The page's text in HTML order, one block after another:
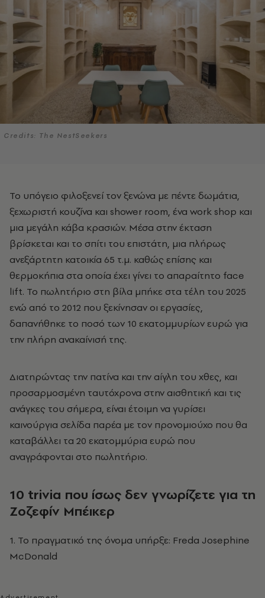
Credits: The NestSeekers
Το υπόγειο φιλοξενεί τον ξενώνα με πέντε δωμάτια,
ξεχωριστή κουζίνα και shower room, ένα work shop και
μια μεγάλη κάβα κρασιών. Μέσα στην έκταση
βρίσκεται και το σπίτι του επιστάτη, μια πλήρως
ανεξάρτητη κατοικία 65 τ.μ. καθώς επίσης και
θερμοκήπια στα οποία έχει γίνει το απαραίτητο face
lift. To πωλητήριο στη βίλα μπήκε στα τέλη του 2025
ενώ από το 2012 που ξεκίνησαν οι εργασίες,
δαπανήθηκε το ποσό των 10 εκατομμυρίων ευρώ για
την πλήρη ανακαίνισή της.
Διατηρώντας την πατίνα και την αίγλη του χθες, και
προσαρμοσμένη ταυτόχρονα στην αισθητική και τις
ανάγκες του σήμερα, είναι έτοιμη να γυρίσει
καινούργια σελίδα παρέα με τον προνομιούχο που θα
καταβάλλει τα 20 εκατομμύρια ευρώ που
αναγράφονται στο πωλητήριο.
10 trivia που ίσως δεν γνωρίζετε για τη
Ζοζεφίν Μπέικερ
1. To πραγματικό της όνομα υπήρξε: Freda Josephine
McDonald